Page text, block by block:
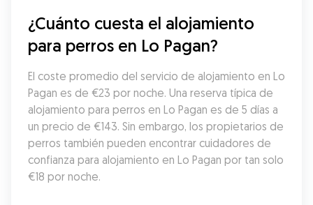
¿Cuánto cuesta el alojamiento
para perros en Lo Pagan?
El coste promedio del servicio de alojamiento en Lo
Pagan es de €23 por noche. Una reserva típica de
alojamiento para perros en Lo Pagan es de 5 días a
un precio de €143. Sin embargo, los propietarios de
perros también pueden encontrar cuidadores de
confianza para alojamiento en Lo Pagan por tan solo
€18 por noche.